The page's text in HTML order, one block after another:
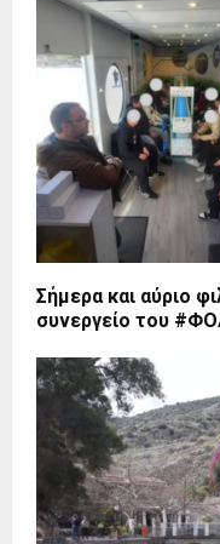
Σήμερα και αύριο
συνεργείο του